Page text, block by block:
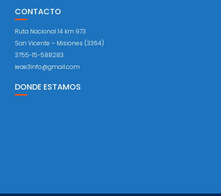
CONTACTO
Ruta Nacional 14 km 973
San Vicente – Misiones (3364)
3755-15-588283
ieae3info@gmail.com
DONDE ESTAMOS